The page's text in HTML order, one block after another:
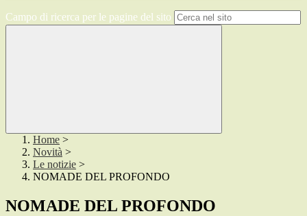
Campo di ricerca per le pagine del sito
Home >
Novità >
Le notizie >
NOMADE DEL PROFONDO
NOMADE DEL PROFONDO